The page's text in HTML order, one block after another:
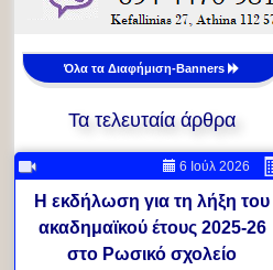
Όλα τα Διαφήμιση-Banners
Τα τελευταία άρθρα
6 Ιούλ 2026
Η εκδήλωση για τη λήξη του
ακαδημαϊκού έτους 2025-26
στο Ρωσικό σχολείο